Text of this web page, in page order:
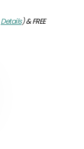
Details)&FREE